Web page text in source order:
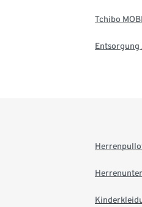
Tchibo